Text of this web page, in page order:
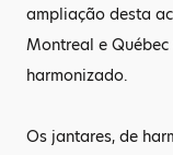
ampliação desta
Montreal e
harmonizado.
Os jantares, de